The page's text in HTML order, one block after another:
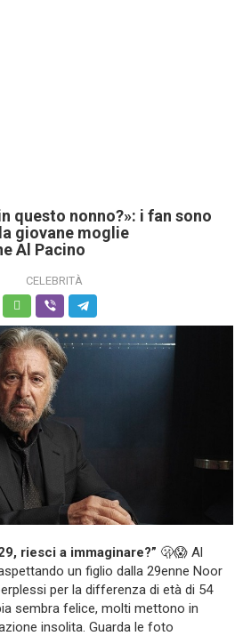
questo nonno?»: i fan sono
giovane moglie
Al Pacino
CELEBRITÀ
riesci a immaginare?” 🫢😱 Al
un figlio dalla 29enne Noor
per la differenza di età di 54
sembra felice, molti mettono in
insolita. Guarda le foto